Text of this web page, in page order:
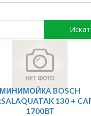
МИНИМОЙКА BOSCH
130 +
1700ВТ